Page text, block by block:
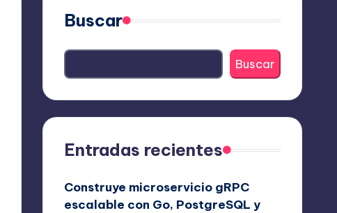
Buscar
Buscar
Entradas recientes
Construye microservicio gRPC
escalable con Go, PostgreSQL y